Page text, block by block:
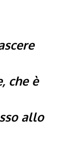
che è
allo